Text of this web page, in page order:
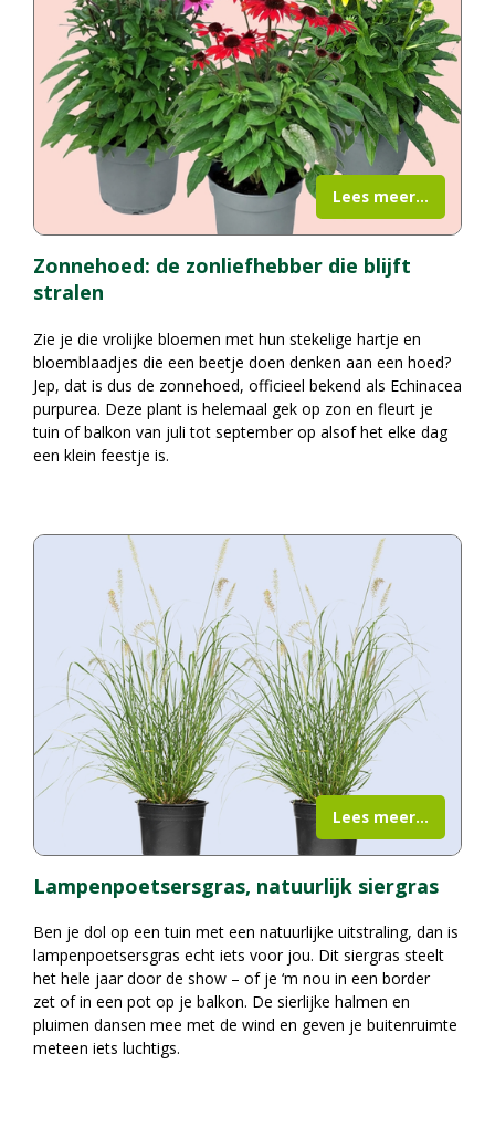
Zonnehoed: de zonliefhebber die blijft
stralen
Zie je die vrolijke bloemen met hun stekelige hartje en
bloemblaadjes die een beetje doen denken aan een hoed?
Jep, dat is dus de zonnehoed, officieel bekend als Echinacea
purpurea. Deze plant is helemaal gek op zon en fleurt je
tuin of balkon van juli tot september op alsof het elke dag
een klein feestje is.
Lees meer...
Lampenpoetsersgras, natuurlijk siergras
Ben je dol op een tuin met een natuurlijke uitstraling, dan is
lampenpoetsersgras echt iets voor jou. Dit siergras steelt
het hele jaar door de show – of je ‘m nou in een border
zet of in een pot op je balkon. De sierlijke halmen en
pluimen dansen mee met de wind en geven je buitenruimte
meteen iets luchtigs.
Lees meer...